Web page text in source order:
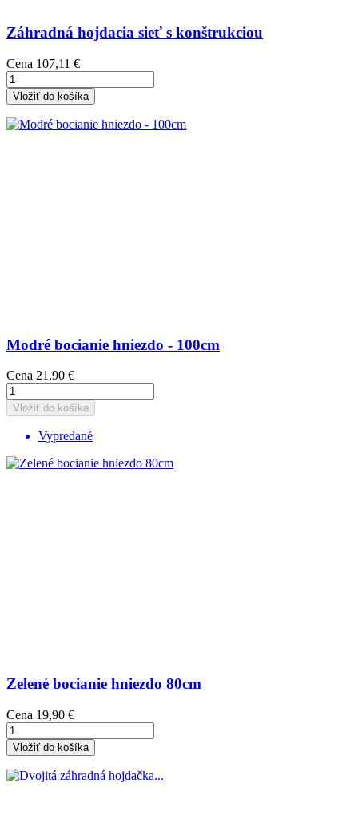
Záhradná hojdacia sieť s konštrukciou
Cena 107,11 €
Vložiť do košíka
Modré bocianie hniezdo - 100cm
Cena 21,90 €
Vložiť do košíka
Vypredané
Zelené bocianie hniezdo 80cm
Cena 19,90 €
Vložiť do košíka